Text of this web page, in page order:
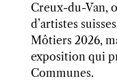
Creux-du-Van,
d’artistes
Môtiers 2026,
exposition qui
Communes.